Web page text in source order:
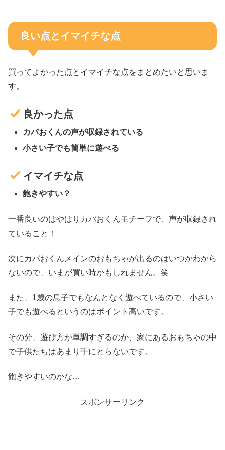
良い点とイマイチな点
買ってよかった点とイマイチな点をまとめたいと思いま
す。
良かった点
カバおくんの声が収録されている
小さい子でも簡単に遊べる
イマイチな点
飽きやすい？
一番良いのはやはりカバおくんモチーフで、声が収録され
ていること！
次にカバおくんメインのおもちゃが出るのはいつかわから
ないので、いまが買い時かもしれません。笑
また、1歳の息子でもなんとなく遊べているので、小さい
子でも遊べるというのはポイント高いです。
その分、遊び方が単調すぎるのか、家にあるおもちゃの中
で子供たちはあまり手にとらないです。
飽きやすいのかな…
スポンサーリンク